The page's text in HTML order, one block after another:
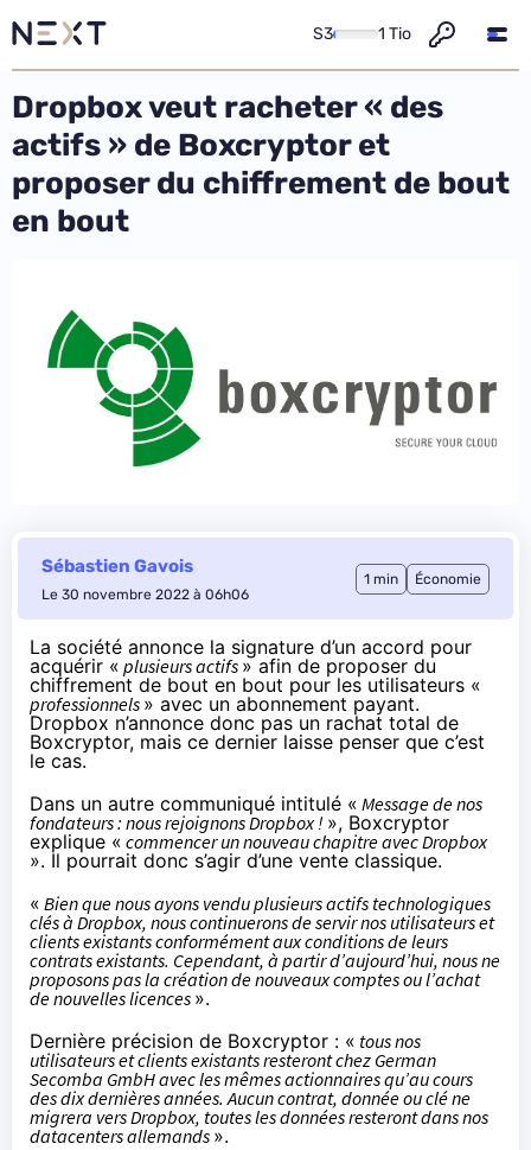
S3 1 Tio
Dropbox veut racheter « des
actifs » de Boxcryptor et
proposer du chiffrement de bout
en bout
Sébastien Gavois
Le 30 novembre 2022 à 06h06
1 min Économie
La société annonce la signature d’un accord pour
acquérir « plusieurs actifs » afin de proposer du
chiffrement de bout en bout pour les utilisateurs «
professionnels » avec un abonnement payant.
Dropbox n’annonce donc pas un rachat total de
Boxcryptor, mais ce dernier laisse penser que c’est
le cas.
Dans un autre communiqué intitulé « Message de nos
fondateurs : nous rejoignons Dropbox ! », Boxcryptor
explique « commencer un nouveau chapitre avec Dropbox
». Il pourrait donc s’agir d’une vente classique.
« Bien que nous ayons vendu plusieurs actifs technologiques
clés à Dropbox, nous continuerons de servir nos utilisateurs et
clients existants conformément aux conditions de leurs
contrats existants. Cependant, à partir d’aujourd’hui, nous ne
proposons pas la création de nouveaux comptes ou l’achat
de nouvelles licences ».
Dernière précision de Boxcryptor : « tous nos
utilisateurs et clients existants resteront chez German
Secomba GmbH avec les mêmes actionnaires qu’au cours
des dix dernières années. Aucun contrat, donnée ou clé ne
migrera vers Dropbox, toutes les données resteront dans nos
datacenters allemands ».